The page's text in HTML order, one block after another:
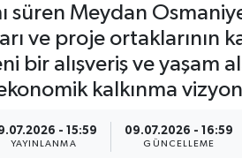
süren Meydan
ve proje ortaklarının
bir alışveriş ve yaşam
ekonomik kalkınma
- 15:59
YAYINLANMA
09.07.2026 - 16:59
GÜNCELLEME